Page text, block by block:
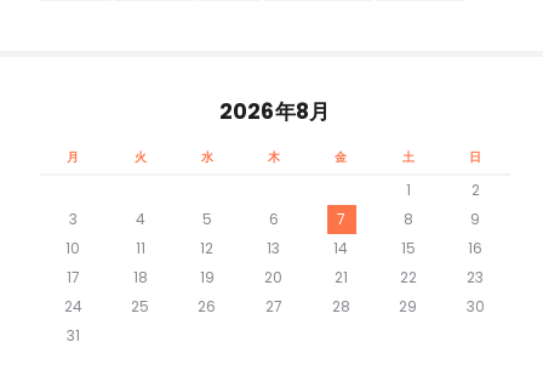
2026年8月
月 火 水 木 金 土 日
1
2
3
4 5 6 7 8
9
10
11 12 13 14 15
16
17
18 19 20 21 22
23
24
25 26 27 28 29
30
31